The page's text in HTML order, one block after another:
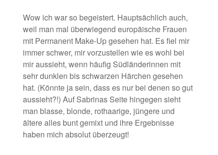
Wow ich war so begeistert. Hauptsächlich auch,
weil man mal überwiegend europäische Frauen
mit Permanent Make-Up gesehen hat. Es fiel mir
immer schwer, mir vorzustellen wie es wohl bei
mir aussieht, wenn häufig Südländerinnen mit
sehr dunklen bis schwarzen Härchen gesehen
hat. (Könnte ja sein, dass es nur bei denen so gut
aussieht?!) Auf Sabrinas Seite hingegen sieht
man blasse, blonde, rothaarige, jüngere und
ältere alles bunt gemixt und ihre Ergebnisse
haben mich absolut überzeugt!